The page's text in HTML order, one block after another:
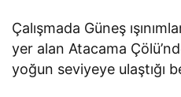
Çalışmada Güneş
yer alan Atacama
yoğun seviyeye ulaştığı